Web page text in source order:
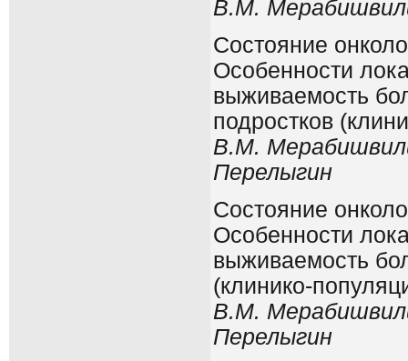
В.М.
Состояние
Особенности
выживаемость
подростков
В.М.
Перелыгин
Состояние
Особенности
выживаемость
(клинико-
В.М.
Перелыгин